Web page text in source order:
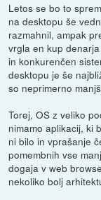
Letos se bo to
na desktopu še
razmahnil, ampak
vrgla en kup
in konkurenčen
desktopu je še
so neprimerno
Torej, OS z veliko
nimamo aplikacij, ki
ni bilo in vprašanje
pomembnih vse
dogaja v web
nekoliko bolj